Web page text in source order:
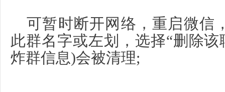
可暂时断开网络，重启微信
此群名字或左划，选择“删除
炸群信息)会被清理;